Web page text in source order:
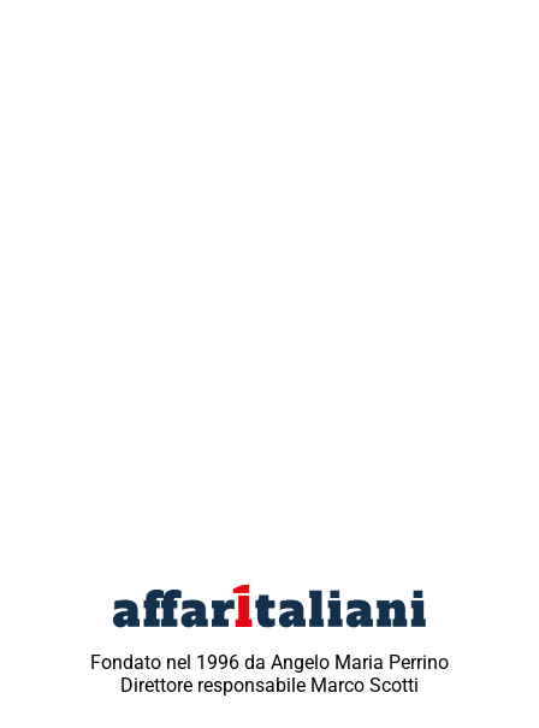
Fondato nel 1996 da Angelo Maria Perrino
Direttore responsabile Marco Scotti